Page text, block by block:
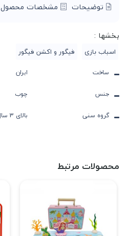
توضیحات مشخصات محصول
بخشها :
اسباب بازی فیگور و اکشن فیگور
ساخت
ایران
جنس
چوب
گروه سنی
بالای 3 سال
محصولات مرتبط